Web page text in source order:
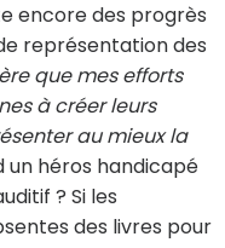
encore des progrès
représentation des
que mes efforts
à créer leurs
au mieux la
un héros handicapé
? Si les
des livres pour